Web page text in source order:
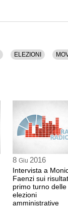
ELEZIONI
8 Giu 2016
Intervista a
Faenzi sui
primo turno delle
elezioni
amministrative